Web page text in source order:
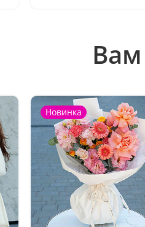
Новинка